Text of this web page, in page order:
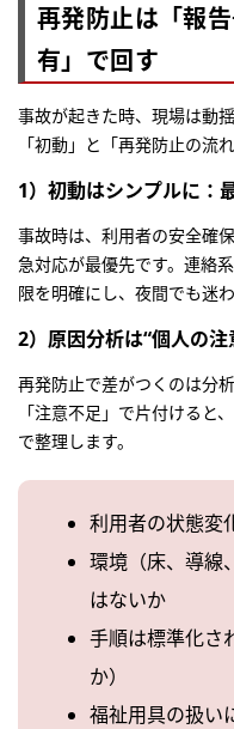
再発防止は「報
有」で回す
事故が起きた時、現場は動
「初動」と「再発防止の流
1）初動はシンプルに：
事故時は、利用者の安全確
急対応が最優先です。連絡
限を明確にし、夜間でも迷
2）原因分析は“個人の
再発防止で差がつくのは分析
「注意不足」で片付けると
で整理します。
利用者の状態変
環境（床、導線
はないか
手順は標準化さ
か）
福祉用具の扱い